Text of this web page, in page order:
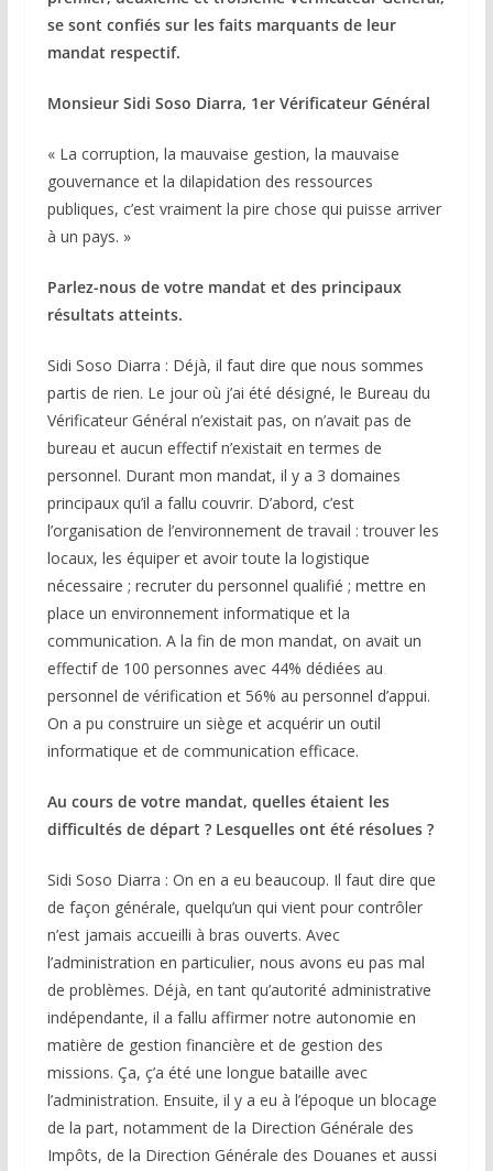
se sont confiés sur les faits marquants de leur
mandat respectif.
Monsieur Sidi Soso Diarra, 1er Vérificateur Général
« La corruption, la mauvaise gestion, la mauvaise
gouvernance et la dilapidation des ressources
publiques, c’est vraiment la pire chose qui puisse arriver
à un pays. »
Parlez-nous de votre mandat et des principaux
résultats atteints.
Sidi Soso Diarra : Déjà, il faut dire que nous sommes
partis de rien. Le jour où j’ai été désigné, le Bureau du
Vérificateur Général n’existait pas, on n’avait pas de
bureau et aucun effectif n’existait en termes de
personnel. Durant mon mandat, il y a 3 domaines
principaux qu’il a fallu couvrir. D’abord, c’est
l’organisation de l’environnement de travail : trouver les
locaux, les équiper et avoir toute la logistique
nécessaire ; recruter du personnel qualifié ; mettre en
place un environnement informatique et la
communication. A la fin de mon mandat, on avait un
effectif de 100 personnes avec 44% dédiées au
personnel de vérification et 56% au personnel d’appui.
On a pu construire un siège et acquérir un outil
informatique et de communication efficace.
Au cours de votre mandat, quelles étaient les
difficultés de départ ? Lesquelles ont été résolues ?
Sidi Soso Diarra : On en a eu beaucoup. Il faut dire que
de façon générale, quelqu’un qui vient pour contrôler
n’est jamais accueilli à bras ouverts. Avec
l’administration en particulier, nous avons eu pas mal
de problèmes. Déjà, en tant qu’autorité administrative
indépendante, il a fallu affirmer notre autonomie en
matière de gestion financière et de gestion des
missions. Ça, ç’a été une longue bataille avec
l’administration. Ensuite, il y a eu à l’époque un blocage
de la part, notamment de la Direction Générale des
Impôts, de la Direction Générale des Douanes et aussi